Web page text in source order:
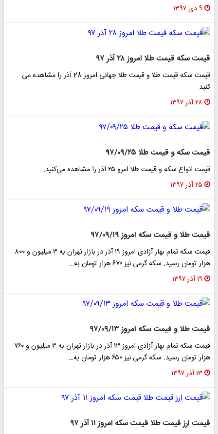
سکه قیمت طلا امروز ۲۸ آذر ۹۷
قیمت سکه قیمت طلا و قیمت طلا جهانی امروز 28 آذر را مشاهده می
سکه و قیمت طلا ۹۷/۰۹/۲۵
سکه و قیمت طلا امرو ۲۵ آذر را مشاهده می‌کنید.
طلا و قیمت سکه امروز ۹۷/۰۹/۱۹
قیمت سکه تمام بهار آزادی امروز ۱۹ آذر در بازار تهران به ۳ میلیون و ۸۰۰
رسید. سکه گرمی نیز ۶۷۰ هزار تومان به…
طلا و قیمت سکه امروز ۹۷/۰۹/۱۳
قیمت سکه تمام بهار آزادی امروز ۱۳ آذر در بازار تهران به ۳ میلیون و ۷۶۰
رسید. سکه گرمی نیز ۶۵۰ هزار تومان به…
ارز قیمت طلا قیمت سکه امروز ۱۱ آذر ۹۷